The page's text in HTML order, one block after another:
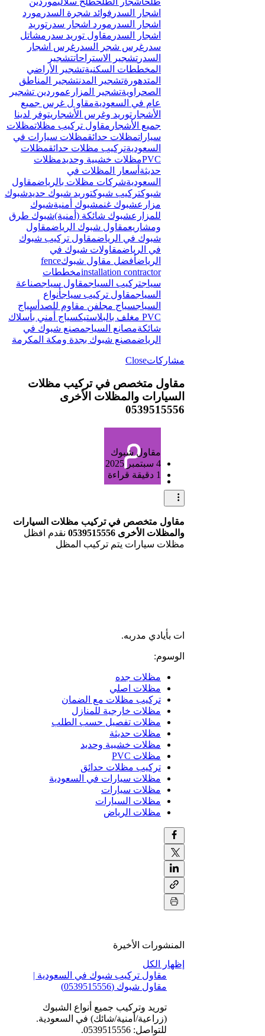
اشجار السدر فوائد شجرة السدر مورد
اشجار السدر مورد اشجار سدر توريد
اشجار السدر مقاول توريد سدر مشاتل
سدر غرس شجر السدر غرس اشجار
السدر تشجير الاستراحاتتشجير
المخططات السكنيةتشجير الأراضي
المتدهورةتشجير المدنتشجير المناطق
الصحراويةتشجير المزارعموردين تشجير
عام في السعوديةمقاو ل غرس جميع
الأشجار توريد وغرس الأشجار يتوفر لدينا
جميع الأشجار مقاول تركيب مظلاتمظلات
سياراتمظلات حدائقمظلات سيارات في
السعوديةتركيب مظلات حدائقمظلات
PVCمظلات خشبية وحديدمظلات
حديثة أسعار المظلات في
السعوديةشركات مظلات بالرياضمقاول
شبوكتركيب شبوكتوريد شبوك حديدشبوك
مزارعشبوك غنمشبوك أمنيةشبوك
للمزارعشبوك شائكة (أمنية)شبوك طرق
ومشاريعمقاول شبوك الرياضمقاول
شبوك في الرياضمقاول تركيب شبوك
في الرياضمقاولات شبوك في
الرياضأفضل مقاول شبوكfence
installation contractorمخططات
سياجتركيب السياجمقاول سياجصناعة
السياجمقاول تركيب سياجأنواع
السياجسياج مجلفن مقاوم للصدأ سياج
PVC مغلف بالبلاستيك
سياج أمني بأسلاك
شائكةمصانع السياجمصنع شبوك في
الرياضمصنع شبوك بجدة ومكة المكرمة
مشاركاتClose
مقاول متخصص في تركيب مظلات
السيارات والمظلات الأخرى
0539515556
مقاول شبوك
4 سبتمبر 2025
1 دقيقة قراءة
مقاول متخصص في تركيب مظلات السيارات
والمظلات الأخرى 0539515556
نقدم افظل
مظلات سيارات يتم تركيب المظل
ات بأيادي مدربه.
الوسوم:
مظلات جده
مظلات اصلي
تركيب مظلات مع الضمان
مظلات خارجية للمنازل
مظلات تفصيل حسب الطلب
مظلات حديثة
مظلات خشبية وحديد
مظلات PVC
تركيب مظلات حدائق
مظلات سيارات في السعودية
مظلات سيارات
مظلات السيارات
مظلات الرياض
المنشورات الأخيرة
إظهار الكل
مقاول تركيب شبوك في السعودية |
مقاول شبوك (0539515556)
توريد وتركيب جميع أنواع الشبوك
(زراعية/أمنية/شائك) في السعودية.
للتواصل: 0539515556.